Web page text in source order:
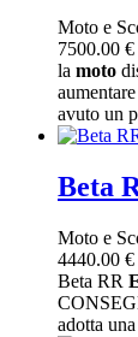
Moto e
7500.00 €
la moto
avuto un
Beta
Moto e
4440.00 €
Beta RR
adotta